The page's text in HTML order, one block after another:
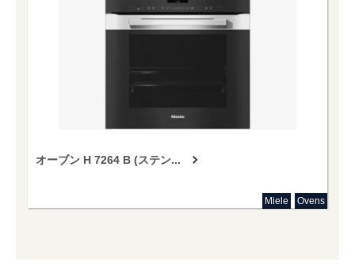
オーブン H 7264 B (ステン...
Miele Ovens